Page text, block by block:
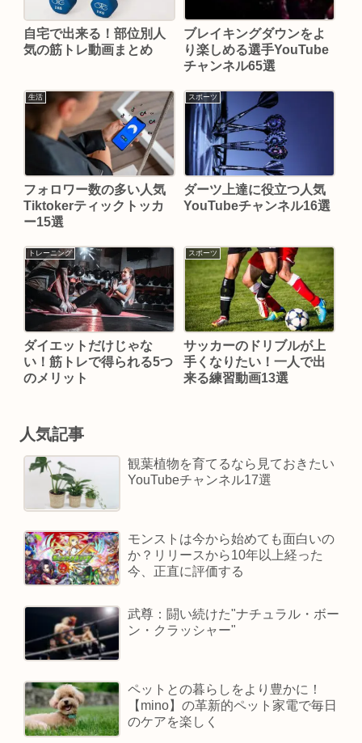
自宅で出来る！部位別人
気の筋トレ動画まとめ
ブレイキングダウンをよ
り楽しめる選手YouTube
チャンネル65選
生活
フォロワー数の多い人気
Tiktokerティックトッカ
ー15選
スポーツ
ダーツ上達に役立つ人気
YouTubeチャンネル16選
トレーニング
ダイエットだけじゃな
い！筋トレで得られる5つ
のメリット
スポーツ
サッカーのドリブルが上
手くなりたい！一人で出
来る練習動画13選
人気記事
観葉植物を育てるなら見ておきたい
YouTubeチャンネル17選
モンストは今から始めても面白いの
か？リリースから10年以上経った
今、正直に評価する
武尊：闘い続けた"ナチュラル・ボー
ン・クラッシャー"
ペットとの暮らしをより豊かに！
【mino】の革新的ペット家電で毎日
のケアを楽しく